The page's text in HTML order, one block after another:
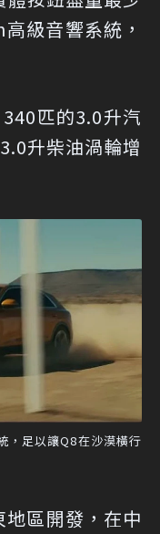
級音響系統，
匹的3.0升汽
升柴油渦輪增
，足以讓Q8在沙漠橫行
區開發，在中